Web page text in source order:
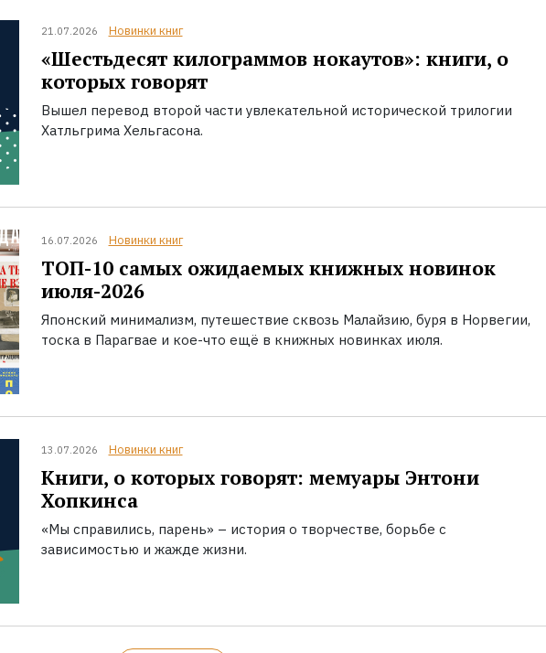
21.07.2026 Новинки книг
«Шестьдесят килограммов нокаутов»: книги, о
которых говорят
Вышел перевод второй части увлекательной исторической трилогии
Хатльгрима Хельгасона.
16.07.2026 Новинки книг
ТОП-10 самых ожидаемых книжных новинок
июля-2026
Японский минимализм, путешествие сквозь Малайзию, буря в Норвегии,
тоска в Парагвае и кое-что ещё в книжных новинках июля.
13.07.2026 Новинки книг
Книги, о которых говорят: мемуары Энтони
Хопкинса
«Мы справились, парень» – история о творчестве, борьбе с
зависимостью и жажде жизни.